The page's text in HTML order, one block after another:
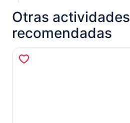
Otras actividades
recomendadas